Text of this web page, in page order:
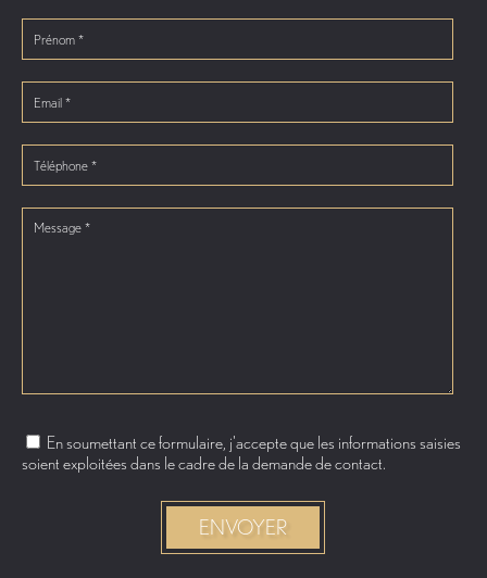
En soumettant ce formulaire, j'accepte que les informations saisies
soient exploitées dans le cadre de la demande de contact.